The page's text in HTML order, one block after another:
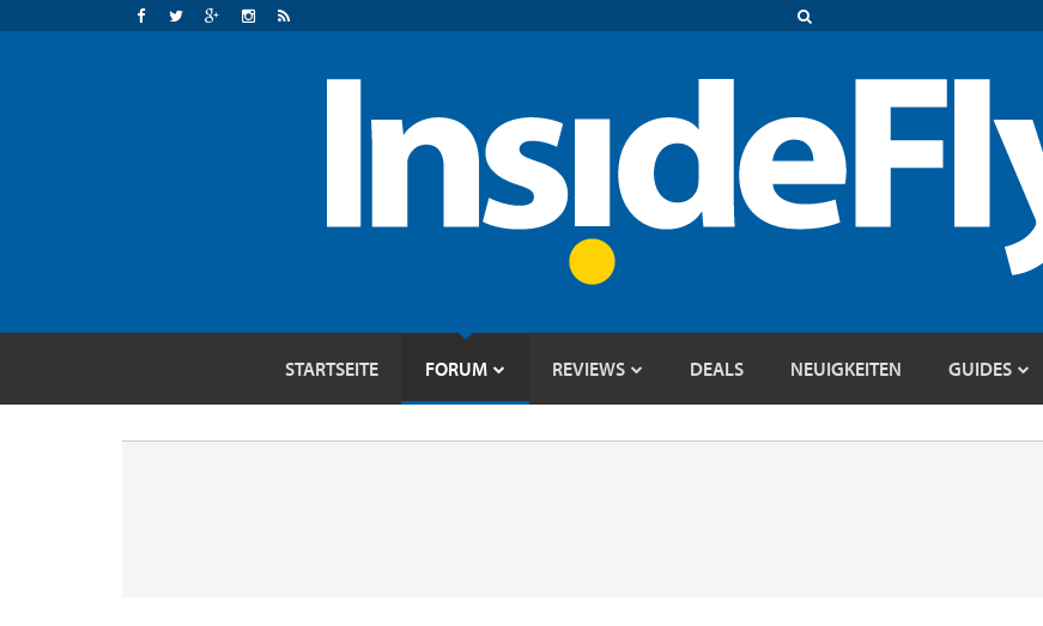
STARTSEITE FORUM REVIEWS DEALS NEUIGKEITEN GUIDES